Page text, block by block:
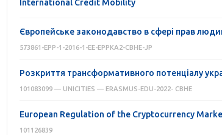
International Credit Mobility
Європейське законодавство в сфері прав
573861-EPP-1-2016-1-EE-EPPKA2-CBHE-JP
Розкриття трансформативного потенціалу
101083099 — UNICITIES — ERASMUS-EDU-2022- CBHE
European Regulation of the Cryptocurrency
101126839